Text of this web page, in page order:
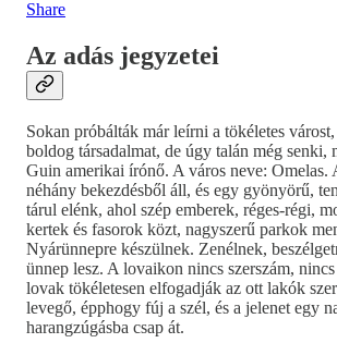
Share
Az adás jegyzetei
Sokan próbálták már leírni a tökéletes
boldog társadalmat, de úgy talán még senki,
Guin amerikai írónő. A város neve: Omelas.
néhány bekezdésből áll, és egy gyönyörű,
tárul elénk, ahol szép emberek, réges-régi,
kertek és fasorok közt, nagyszerű parkok
Nyárünnepre készülnek. Zenélnek,
ünnep lesz. A lovaikon nincs szerszám,
lovak tökéletesen elfogadják az ott lakók
levegő, épphogy fúj a szél, és a jelenet egy
harangzúgásba csap át.